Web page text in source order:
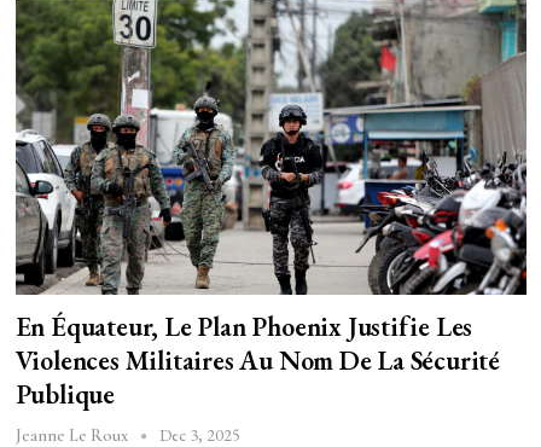
En Équateur, Le Plan Phoenix Justifie Les
Violences Militaires Au Nom De La Sécurité
Publique
Jeanne Le Roux Dec 3, 2025